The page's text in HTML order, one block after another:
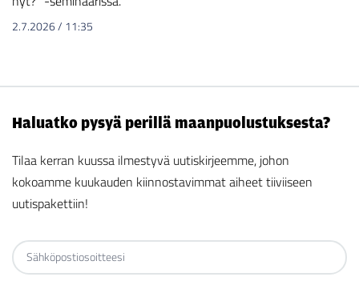
2.7.2026/ 11:35
Haluatko pysyä perillä maanpuolustuksesta?
Tilaa kerran kuussa ilmestyvä uutiskirjeemme, johon
kokoamme kuukauden kiinnostavimmat aiheet tiiviiseen
uutispakettiin!